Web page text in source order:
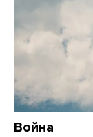
Война